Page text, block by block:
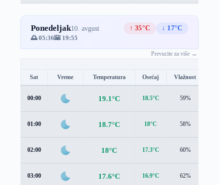
Ponedeljak10. avgust ↑ 35°C
↓ 17°C
🌅 05:36🌇 19:55
Prevucite za više →
Sat Vreme Temperatura Osećaj Vlažnost
00:00 19.1°C 18.5°C 59%
01:00 18.7°C 18°C 58%
02:00 18°C 17.3°C 60%
03:00 17.6°C 16.9°C 62%